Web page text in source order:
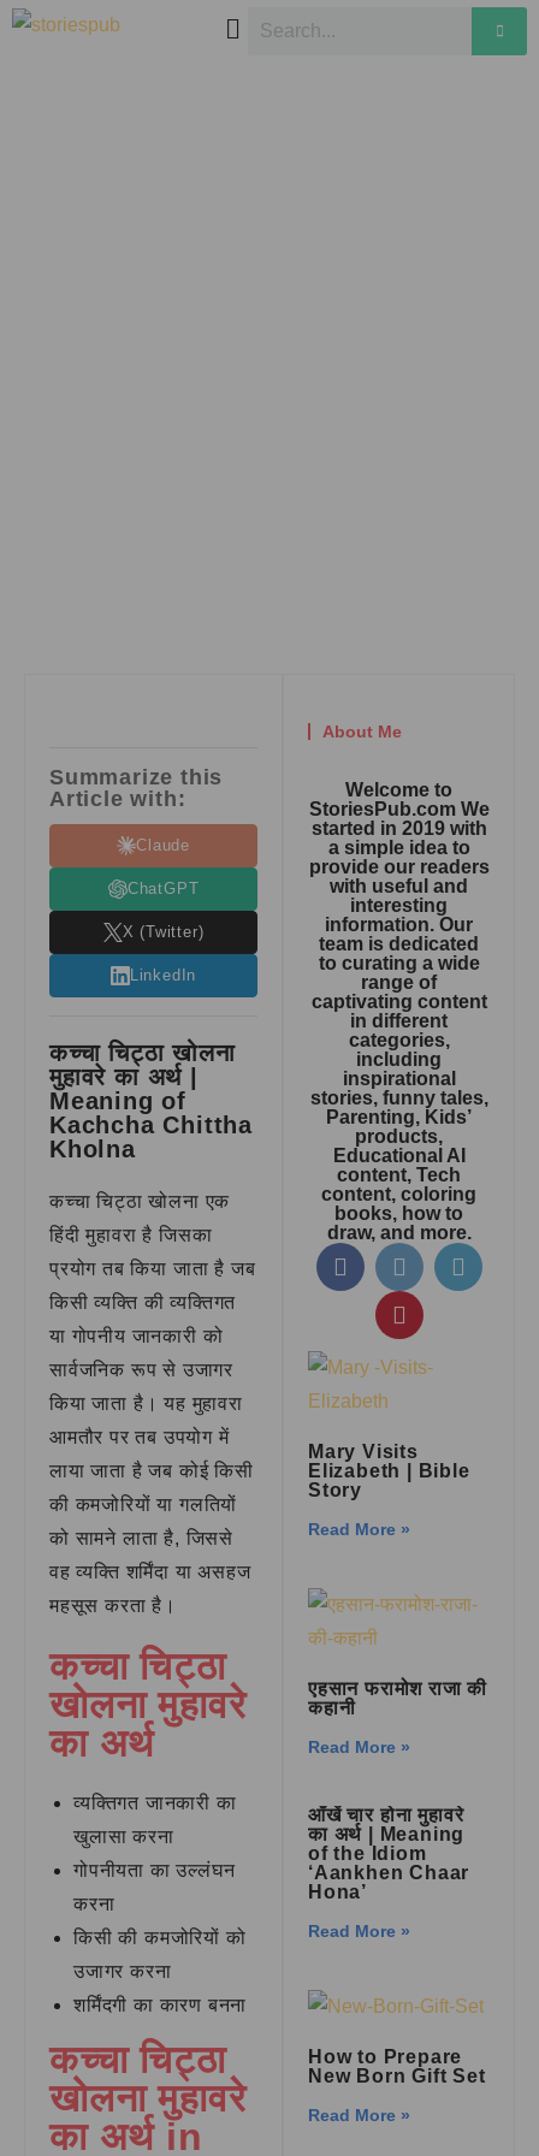
Summarize this
Article with:
Claude
ChatGPT
X (Twitter)
LinkedIn
कच्चा चिट्ठा खोलना
मुहावरे का अर्थ |
Meaning of
Kachcha Chittha
Kholna
कच्चा चिट्ठा खोलना एक
हिंदी मुहावरा है जिसका
प्रयोग तब किया जाता है जब
किसी व्यक्ति की व्यक्तिगत
या गोपनीय जानकारी को
सार्वजनिक रूप से उजागर
किया जाता है। यह मुहावरा
आमतौर पर तब उपयोग में
लाया जाता है जब कोई किसी
की कमजोरियों या गलतियों
को सामने लाता है, जिससे
वह व्यक्ति शर्मिंदा या असहज
महसूस करता है।
कच्चा चिट्ठा
खोलना मुहावरे
का अर्थ
व्यक्तिगत जानकारी का
खुलासा करना
गोपनीयता का उल्लंघन
करना
किसी की कमजोरियों को
उजागर करना
शर्मिंदगी का कारण बनना
कच्चा चिट्ठा
खोलना मुहावरे
का अर्थ in
About Me
Welcome to
StoriesPub.com We
started in 2019 with
a simple idea to
provide our readers
with useful and
interesting
information. Our
team is dedicated
to curating a wide
range of
captivating content
in different
categories,
including
inspirational
stories, funny tales,
Parenting, Kids’
products,
Educational AI
content, Tech
content, coloring
books, how to
draw, and more.
Mary Visits
Elizabeth | Bible
Story
Read More »
एहसान फरामोश राजा की
कहानी
Read More »
आँखें चार होना मुहावरे
का अर्थ | Meaning
of the Idiom
‘Aankhen Chaar
Hona’
Read More »
How to Prepare
New Born Gift Set
Read More »